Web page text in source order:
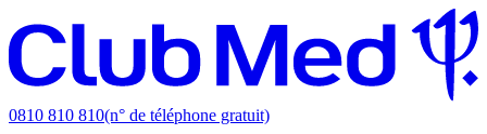
0810 810 810(n° de téléphone gratuit)